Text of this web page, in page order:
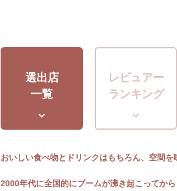
選出店
一覧
レビュアー
ランキング
おいしい食べ物とドリンクはもちろん、空間を
2000年代に全国的にブームが沸き起こってか